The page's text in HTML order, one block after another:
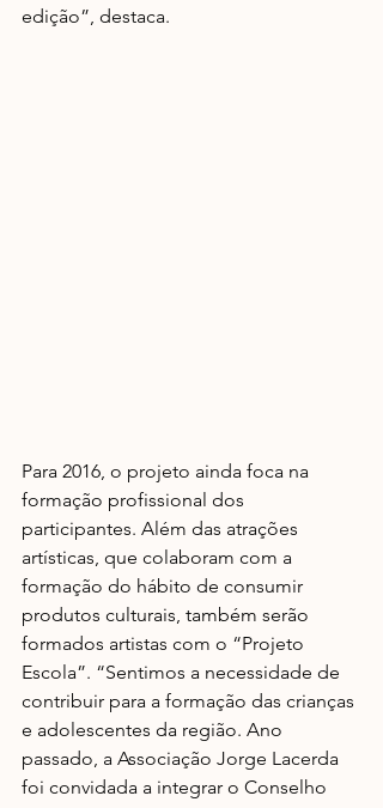
edição”, destaca.
Para 2016, o projeto ainda foca na
formação profissional dos
participantes. Além das atrações
artísticas, que colaboram com a
formação do hábito de consumir
produtos culturais, também serão
formados artistas com o “Projeto
Escola”. “Sentimos a necessidade de
contribuir para a formação das crianças
e adolescentes da região. Ano
passado, a Associação Jorge Lacerda
foi convidada a integrar o Conselho